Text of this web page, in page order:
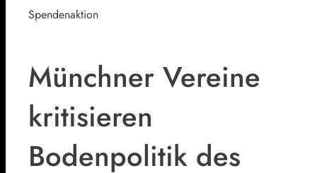
Spendenaktion
Münchner Vereine
kritisieren
Bodenpolitik des